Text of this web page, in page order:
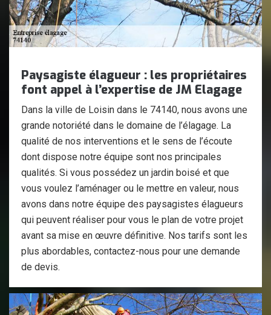
Paysagiste élagueur : les propriétaires
font appel à l’expertise de JM Elagage
Dans la ville de Loisin dans le 74140, nous avons une
grande notoriété dans le domaine de l’élagage. La
qualité de nos interventions et le sens de l’écoute
dont dispose notre équipe sont nos principales
qualités. Si vous possédez un jardin boisé et que
vous voulez l’aménager ou le mettre en valeur, nous
avons dans notre équipe des paysagistes élagueurs
qui peuvent réaliser pour vous le plan de votre projet
avant sa mise en œuvre définitive. Nos tarifs sont les
plus abordables, contactez-nous pour une demande
de devis.